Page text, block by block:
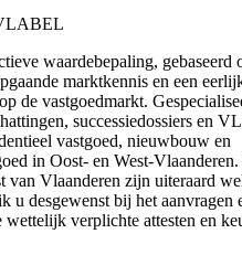
waardebepaling, gebaseerd
marktkennis en een
de vastgoedmarkt.
successiedossiers en
vastgoed, nieuwbouw en
in Oost- en West-
van Vlaanderen zijn uiteraard
u desgewenst bij het aanvragen
wettelijk verplichte attesten en